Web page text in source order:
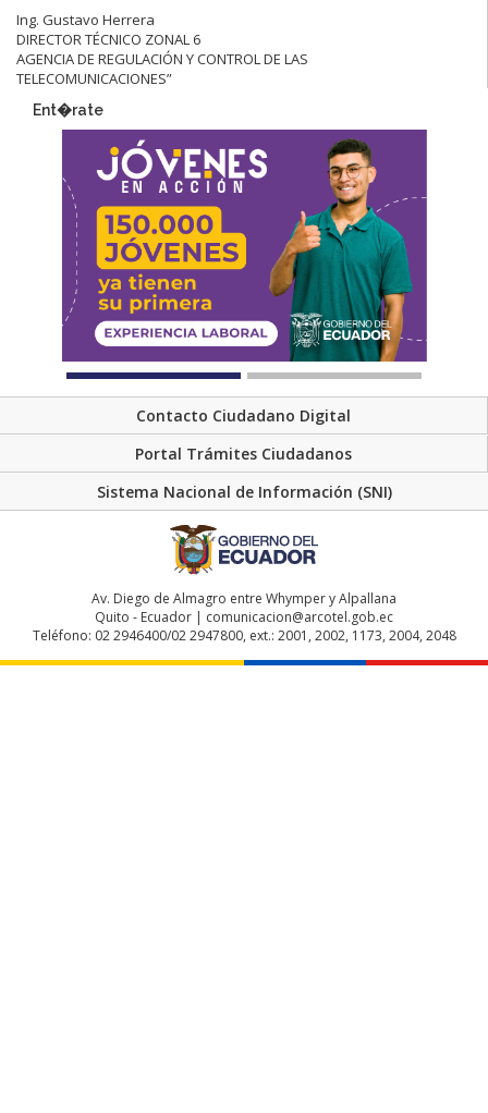
Ing. Gustavo Herrera
DIRECTOR TÉCNICO ZONAL 6
AGENCIA DE REGULACIÓN Y CONTROL DE LAS
TELECOMUNICACIONES”
Ent�rate
Contacto Ciudadano Digital
Portal Trámites Ciudadanos
Sistema Nacional de Información (SNI)
Av. Diego de Almagro entre Whymper y Alpallana
Quito - Ecuador | comunicacion@arcotel.gob.ec
Teléfono: 02 2946400/02 2947800, ext.: 2001, 2002, 1173, 2004, 2048